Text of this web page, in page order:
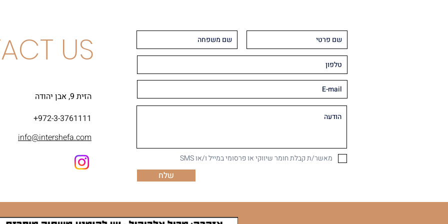
US
הזית 9, אבן יהודה
+972-3-3761111
info@intershefa.com
מאשר/ת קבלת חומר שיווקי או פרסומי במייל ו/או SMS
שלח